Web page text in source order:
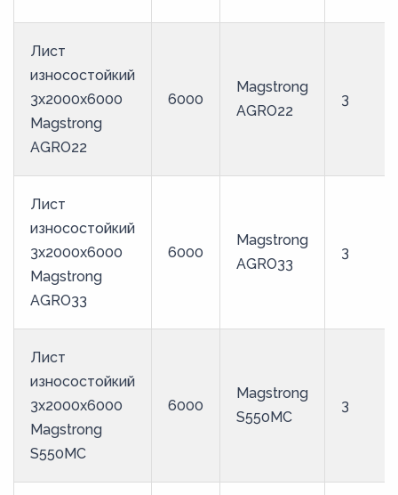
85
9
90
Лист
износостойкий
3x2000x6000
Magstrong
AGRO22
6000
Magstrong
AGRO22
3
Лист
износостойкий
3x2000x6000
Magstrong
AGRO33
6000
Magstrong
AGRO33
3
Лист
износостойкий
3x2000x6000
Magstrong
S550MC
6000
Magstrong
S550MC
3